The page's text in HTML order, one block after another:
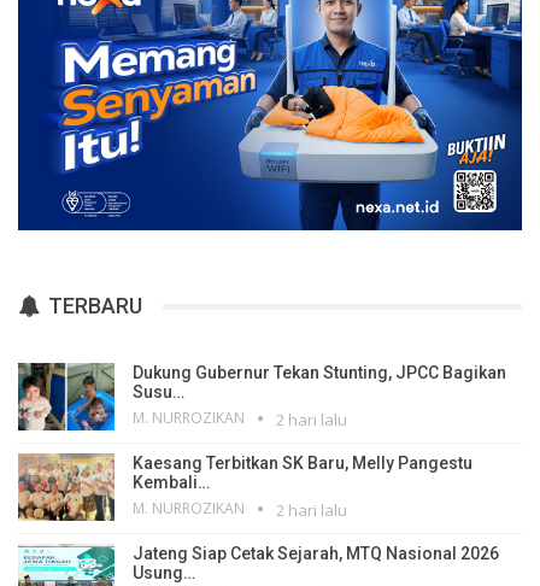
TERBARU
Dukung Gubernur Tekan Stunting, JPCC Bagikan
Susu…
M. NURROZIKAN 2 hari lalu
Kaesang Terbitkan SK Baru, Melly Pangestu
Kembali…
M. NURROZIKAN 2 hari lalu
Jateng Siap Cetak Sejarah, MTQ Nasional 2026
Usung…